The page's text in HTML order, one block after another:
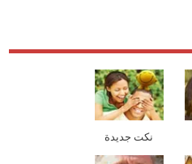
نكت جديدة